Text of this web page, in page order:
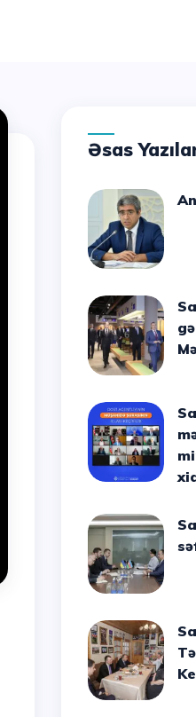
Əsas
Sahil Babayev Serbiyadan
Sahil Babayev: DOST
Sahil Babayev Ukrayna
Sahil Babayev Xızıda